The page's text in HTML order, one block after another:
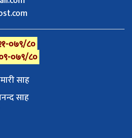
०७९/८०
०७९/८०
साह
साह